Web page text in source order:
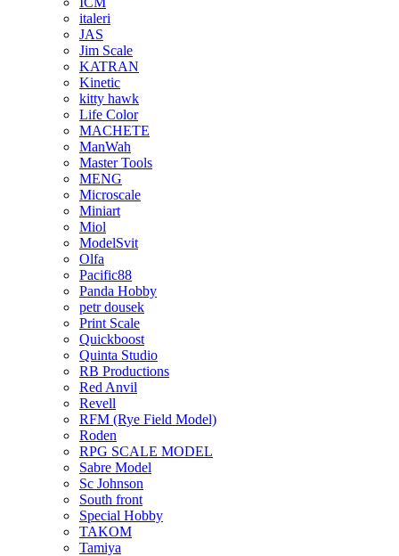
italeri
JAS
Jim Scale
KATRAN
Kinetic
kitty hawk
Life Color
MACHETE
ManWah
Master Tools
MENG
Microscale
Miniart
Miol
ModelSvit
Olfa
Pacific88
Panda Hobby
petr dousek
Print Scale
Quickboost
Quinta Studio
RB Productions
Red Anvil
Revell
RFM (Rye Field Model)
Roden
RPG SCALE MODEL
Sabre Model
Sc Johnson
South front
Special Hobby
TAKOM
Tamiya